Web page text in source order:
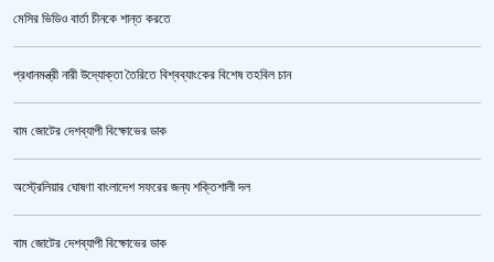
মেসির ভিডিও বার্তা চীনকে শান্ত করতে
প্রধানমন্ত্রী নারী উদ্যোক্তা তৈরিতে বিশ্বব্যাংকের বিশেষ তহবিল চান
বাম জোটের দেশব্যাপী বিক্ষোভের ডাক
অস্ট্রেলিয়ার ঘোষণা বাংলাদেশ সফরের জন্য শক্তিশালী দল
বাম জোটের দেশব্যাপী বিক্ষোভের ডাক